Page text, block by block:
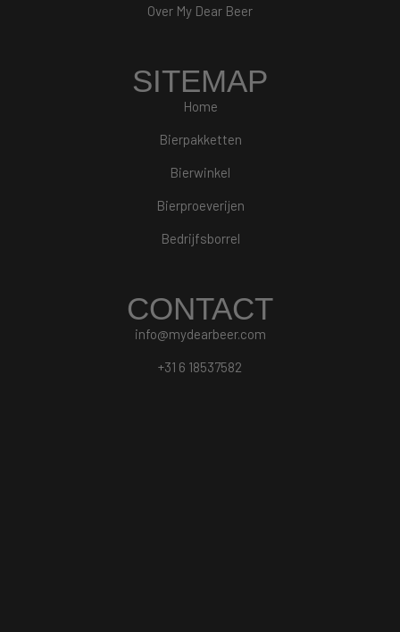
Over My Dear Beer
SITEMAP
Home
Bierpakketten
Bierwinkel
Bierproeverijen
Bedrijfsborrel
CONTACT
info@mydearbeer.com
+31 6 18537582